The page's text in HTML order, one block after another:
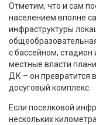
Отметим, что и сам
населением вполне
инфраструктуры
с бассейном,
местные власти
ДК – он превратится
досуговый комплекс.
Если поселковой
нескольких